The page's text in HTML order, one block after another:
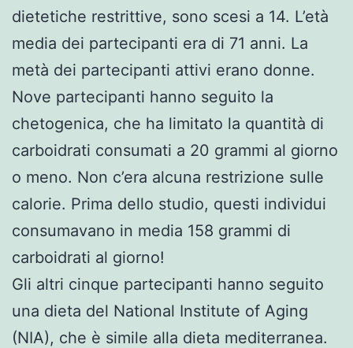
dietetiche restrittive, sono scesi a 14. L’età
media dei partecipanti era di 71 anni. La
metà dei partecipanti attivi erano donne.
Nove partecipanti hanno seguito la
chetogenica, che ha limitato la quantità di
carboidrati consumati a 20 grammi al giorno
o meno. Non c’era alcuna restrizione sulle
calorie. Prima dello studio, questi individui
consumavano in media 158 grammi di
carboidrati al giorno!
Gli altri cinque partecipanti hanno seguito
una dieta del National Institute of Aging
(NIA), che è simile alla dieta mediterranea.